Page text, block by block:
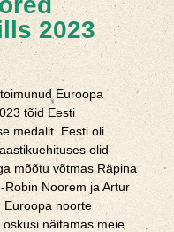
2023
Euroopa
tõid Eesti
medalit. Eesti oli
olid
mõõtu võtmas Räpina
Robin Noorem ja Artur
Euroopa noorte
näitamas meie